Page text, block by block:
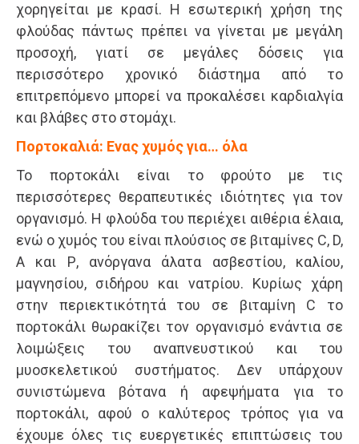
χορηγείται με κρασί. Η εσωτερική χρήση της
φλούδας πάντως πρέπει να γίνεται με μεγάλη
προσοχή, γιατί σε μεγάλες δόσεις για
περισσότερο χρονικό διάστημα από το
επιτρεπόμενο μπορεί να προκαλέσει καρδιαλγία
και βλάβες στο στομάχι.
Πορτοκαλιά: Ενας χυμός για… όλα
Το πορτοκάλι είναι το φρούτο με τις
περισσότερες θεραπευτικές ιδιότητες για τον
οργανισμό. Η φλούδα του περιέχει αιθέρια έλαια,
ενώ ο χυμός του είναι πλούσιος σε βιταμίνες C, D,
A και Ρ, ανόργανα άλατα ασβεστίου, καλίου,
μαγνησίου, σιδήρου και νατρίου. Κυρίως χάρη
στην περιεκτικότητά του σε βιταμίνη C το
πορτοκάλι θωρακίζει τον οργανισμό ενάντια σε
λοιμώξεις του αναπνευστικού και του
μυοσκελετικού συστήματος. Δεν υπάρχουν
συνιστώμενα βότανα ή αφεψήματα για το
πορτοκάλι, αφού ο καλύτερος τρόπος για να
έχουμε όλες τις ευεργετικές επιπτώσεις του